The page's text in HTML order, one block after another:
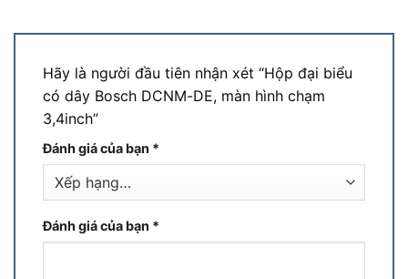
Hãy là người đầu tiên nhận xét “Hộp đại biểu
có dây Bosch DCNM-DE, màn hình chạm
3,4inch”
Đánh giá của bạn *
Đánh giá của bạn *